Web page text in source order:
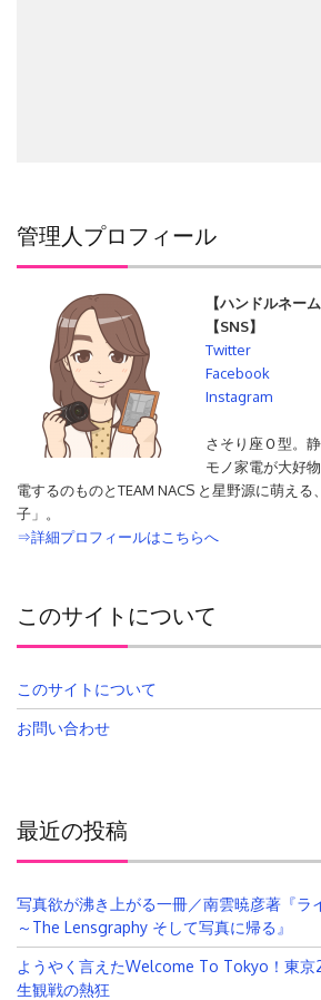
管理人プロフィール
【ハンドルネーム
【SNS】
Twitter
Facebook
Instagram
さそり座Ｏ型。
モノ家電が大好
電するのものとTEAM NACS と星野源に萌える
子」。
⇒詳細プロフィールはこちらへ
このサイトについて
このサイトについて
お問い合わせ
最近の投稿
写真欲が沸き上がる一冊／南雲暁彦著『ラ
～The Lensgraphy そして写真に帰る』
ようやく言えたWelcome To Tokyo！東京
生観戦の熱狂